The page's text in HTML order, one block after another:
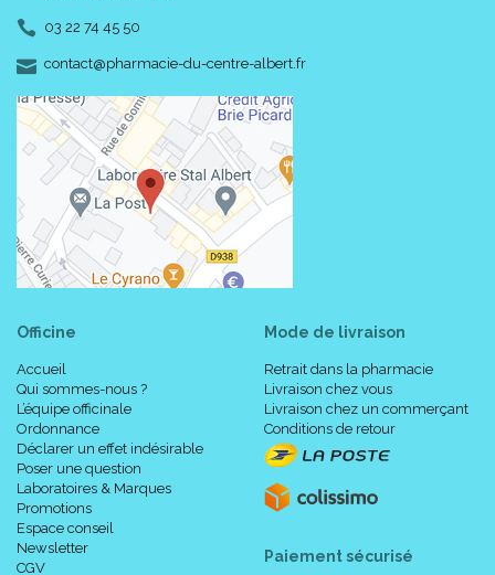
03 22 74 45 50
contact-
@-
pharmacie-du-centre-albert.fr
Officine
Accueil
Qui sommes-nous ?
L’équipe officinale
Ordonnance
Déclarer un effet indésirable
Poser une question
Laboratoires & Marques
Promotions
Espace conseil
Newsletter
CGV
Mode de livraison
Retrait dans la pharmacie
Livraison chez vous
Livraison chez un commerçant
Conditions de retour
Paiement sécurisé